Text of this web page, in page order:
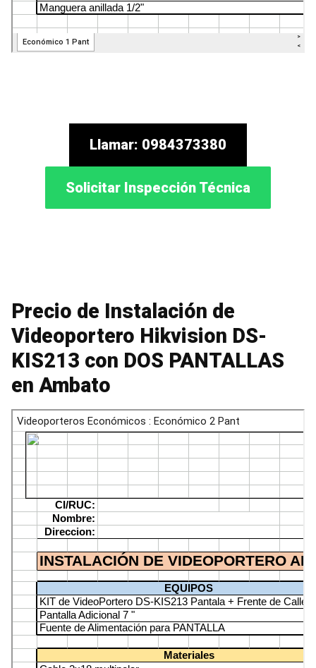
Llamar: 0984373380
Solicitar Inspección Técnica
Precio de Instalación de
Videoportero Hikvision DS-
KIS213 con DOS PANTALLAS
en Ambato